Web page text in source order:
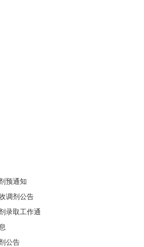
预通知
调剂公告
录取工作通
公告